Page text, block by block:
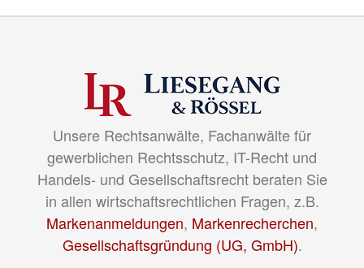
Unsere Rechtsanwälte, Fachanwälte für
gewerblichen Rechtsschutz, IT-Recht und
Handels- und Gesellschaftsrecht beraten Sie
in allen wirtschaftsrechtlichen Fragen, z.B.
Markenanmeldungen, Markenrecherchen,
Gesellschaftsgründung (UG, GmbH).